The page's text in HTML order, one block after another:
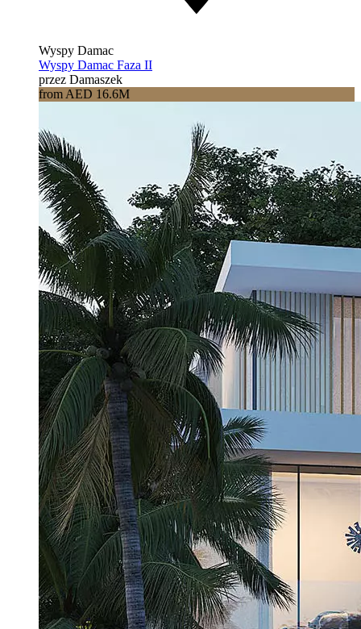
Wyspy Damac
Wyspy Damac Faza II
przez Damaszek
from AED 16.6M